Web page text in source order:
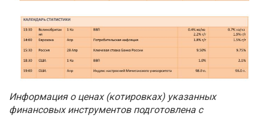
Информация о ценах (котировках) указанных
финансовых инструментов подготовлена с